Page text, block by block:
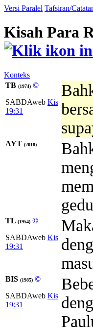
Versi Paralel Tafsiran/
Kisah Para
Konteks
TB (1974) ©
SABDAweb Kis
19:31
AYT (2018)
TL (1954) ©
SABDAweb Kis
19:31
BIS (1985) ©
SABDAweb Kis
19:31